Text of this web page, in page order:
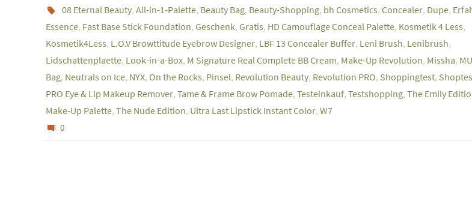
08 Eternal Beauty, All-in-1-Palette, Beauty Bag, Beauty-Shopping, bh Cosmetics, Concealer, Dupe,
Essence, Fast Base Stick Foundation, Geschenk, Gratis, HD Camouflage Conceal Palette, Kosmetik 4 Less,
Kosmetik4Less, L.O.V Browttitude Eyebrow Designer, LBF 13 Concealer Buffer, Leni Brush, Lenibrush,
Lidschattenplaette, Look-in-a-Box, M Signature Real Complete BB Cream, Make-Up Revolution, Missha,
Bag, Neutrals on Ice, NYX, On the Rocks, Pinsel, Revolution Beauty, Revolution PRO, Shoppingtest,
PRO Eye & Lip Makeup Remover, Tame & Frame Brow Pomade, Testeinkauf, Testshopping, The Emily
Make-Up Palette, The Nude Edition, Ultra Last Lipstick Instant Color, W7
0